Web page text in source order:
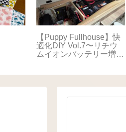
【Puppy Fullhouse】快
適化DIY Vol.7〜リチウ
ムイオンバッテリー増